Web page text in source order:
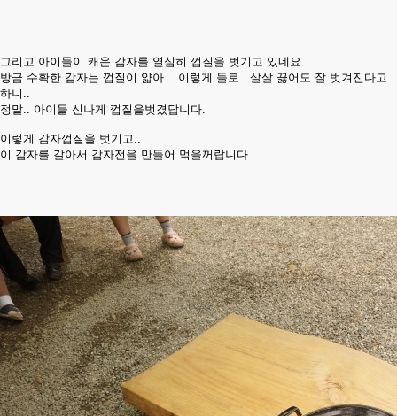
그리고 아이들이 캐온 감자를 열심히 껍질을 벗기고 있네요
방금 수확한 감자는 껍질이 얇아... 이렇게 돌로.. 살살 끓어도 잘 벗겨진다고
하니..
정말.. 아이들 신나게 껍질을벗겼답니다.
이렇게 감자껍질을 벗기고..
이 감자를 갈아서 감자전을 만들어 먹을꺼랍니다.